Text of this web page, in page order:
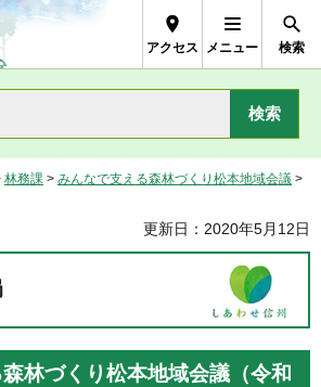
県Nagano Prefecture
アクセス メニュー 検索
林務課 > みんなで支える森林づくり松本地域会議 >
更新日：2020年5月12日
林づくり松本地域会議（令和